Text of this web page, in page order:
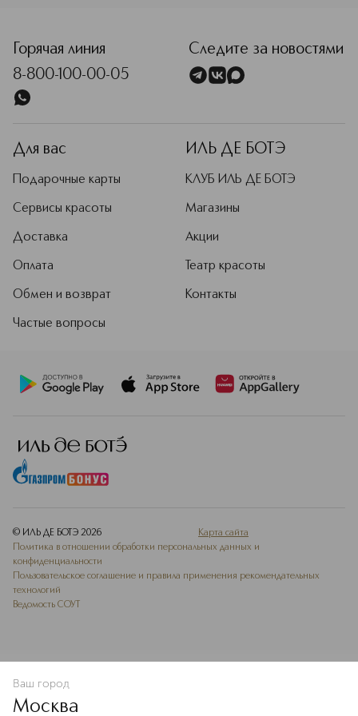
В КОРЗИНУ
Горячая линия
8-800-100-00-05
Следите за новостями
Для вас
Подарочные карты
Сервисы красоты
Доставка
Оплата
Обмен и возврат
Частые вопросы
ИЛЬ ДЕ БОТЭ
КЛУБ ИЛЬ ДЕ БОТЭ
Магазины
Акции
Театр красоты
Контакты
© ИЛЬ ДЕ БОТЭ 2026
Карта сайта
Политика в отношении обработки персональных данных и
конфиденциальности
Пользовательское соглашение и правила применения рекомендательных
технологий
Ведомость СОУТ
Ваш город
Москва